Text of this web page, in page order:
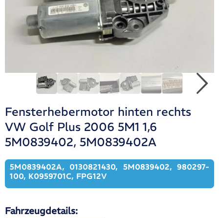
Fensterhebermotor hinten rechts
VW Golf Plus 2006 5M1 1,6
5M0839402, 5M0839402A
5M0839402A, 0130821430, 5M0839402, 980297-
100, K0959701C, FPG12V
Fahrzeugdetails: